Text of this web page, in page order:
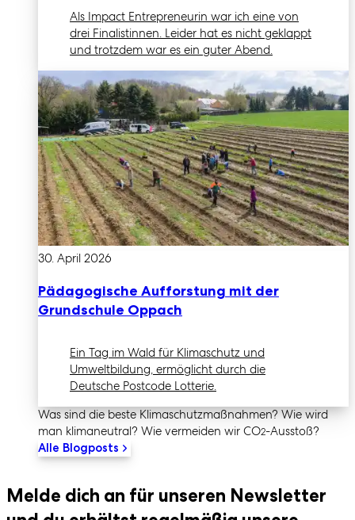
Als Impact Entrepreneurin war ich eine von
drei Finalistinnen. Leider hat es nicht geklappt
und trotzdem war es ein guter Abend.
30. April 2026
Pädagogische Aufforstung mit der
Grundschule Oppach
Ein Tag im Wald für Klimaschutz und
Umweltbildung, ermöglicht durch die
Deutsche Postcode Lotterie.
Was sind die beste Klimaschutz­maßnahmen? Wie wird
man klimaneutral? Wie vermeiden wir CO2-Ausstoß?
Alle Blogposts
Melde dich an für unseren Newsletter